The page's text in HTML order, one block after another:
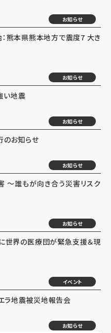
お知らせ
熊本県熊本地方で震度7 大き
お知らせ
い地震
お知らせ
のお知らせ
お知らせ
～誰もが向き合う災害リスク
お知らせ
に世界の医療団が緊急支援＆現
イベント
ラ地震被災地報告会
お知らせ